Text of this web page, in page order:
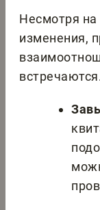
Несмотря на
изменения,